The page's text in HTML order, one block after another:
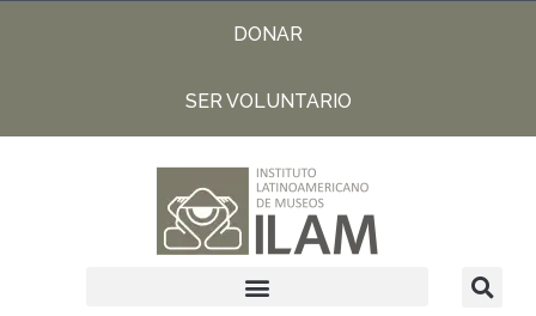
DONAR
SER VOLUNTARIO